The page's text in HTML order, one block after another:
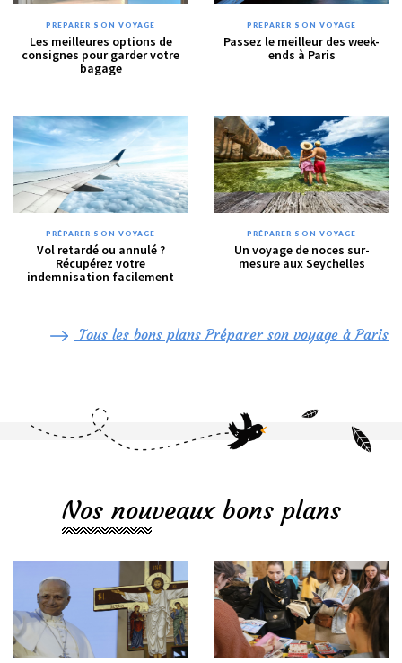
PRÉPARER SON VOYAGE
Les meilleures options de
consignes pour garder votre
bagage
PRÉPARER SON VOYAGE
Passez le meilleur des week-
ends à Paris
PRÉPARER SON VOYAGE
Vol retardé ou annulé ?
Récupérez votre
indemnisation facilement
PRÉPARER SON VOYAGE
Un voyage de noces sur-
mesure aux Seychelles
Tous les bons plans Préparer son voyage à Paris
Nos nouveaux bons plans